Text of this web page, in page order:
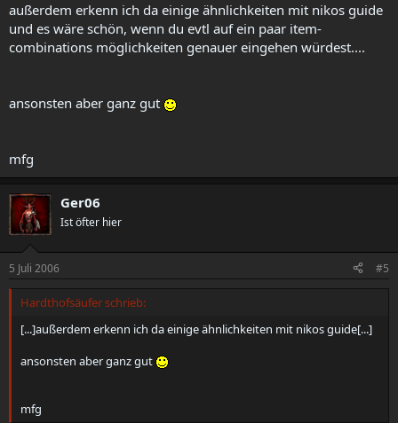
außerdem erkenn ich da einige ähnlichkeiten mit nikos guide
und es wäre schön, wenn du evtl auf ein paar item-
combinations möglichkeiten genauer eingehen würdest....
ansonsten aber ganz gut
mfg
Ger06
Ist öfter hier
5 Juli 2006 #5
Hardthofsäufer schrieb:
[...]außerdem erkenn ich da einige ähnlichkeiten mit nikos guide[...]
ansonsten aber ganz gut
mfg